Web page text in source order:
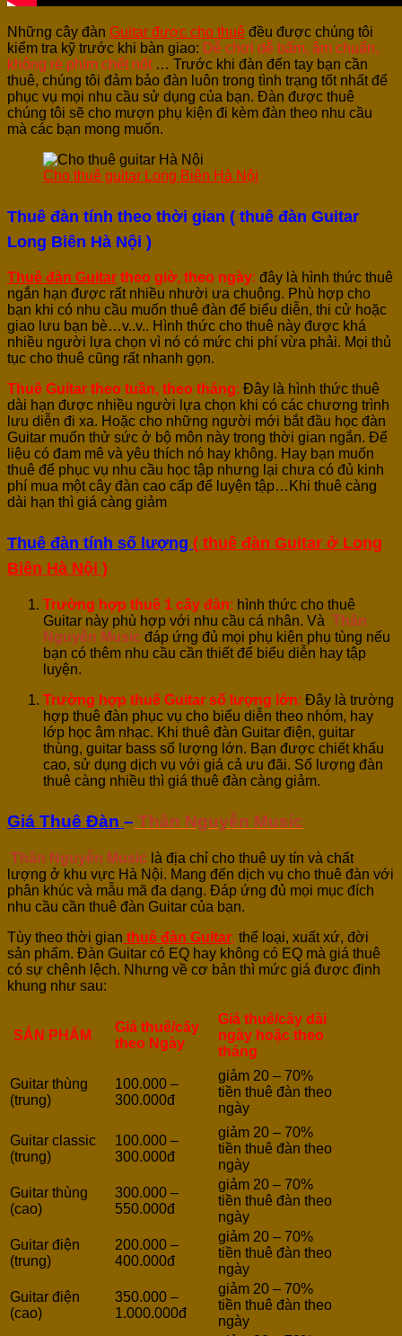
Những cây đàn Guitar được cho thuê đều được chúng tôi
kiểm tra kỹ trước khi bàn giao: Dễ chơi dễ bấm, âm chuẩn,
không rè phím chết nốt … Trước khi đàn đến tay bạn cần
thuê, chúng tôi đảm bảo đàn luôn trong tình trạng tốt nhất để
phục vụ mọi nhu cầu sử dụng của bạn. Đàn được thuê
chúng tôi sẽ cho mượn phụ kiện đi kèm đàn theo nhu cầu
mà các bạn mong muốn.
Cho thuê guitar Long Biên Hà Nội
Thuê đàn tính theo thời gian ( thuê đàn Guitar
Long Biên Hà Nội )
Thuê đàn Guitar theo giờ, theo ngày: đây là hình thức thuê
ngắn hạn được rất nhiều nhười ưa chuộng. Phù hợp cho
bạn khi có nhu cầu muốn thuê đàn để biểu diễn, thi cử hoặc
giao lưu bạn bè…v..v.. Hình thức cho thuê này được khá
nhiều người lựa chọn vì nó có mức chi phí vừa phải. Mọi thủ
tục cho thuê cũng rất nhanh gọn.
Thuê Guitar theo tuần, theo tháng: Đây là hình thức thuê
dài hạn được nhiều người lựa chọn khi có các chương trình
lưu diễn đi xa. Hoặc cho những người mới bắt đầu học đàn
Guitar muốn thử sức ở bộ môn này trong thời gian ngắn. Để
liệu có đam mê và yêu thích nó hay không. Hay bạn muốn
thuê để phục vụ nhu cầu học tập nhưng lại chưa có đủ kinh
phí mua một cây đàn cao cấp để luyện tập…Khi thuê càng
dài hạn thì giá càng giảm
Thuê đàn tính số lượng ( thuê đàn Guitar ở Long
Biên Hà Nội )
Trường hợp thuê 1 cây đàn: hình thức cho thuê
Guitar này phù hợp với nhu cầu cá nhân. Và Thân
Nguyễn Music đáp ứng đủ mọi phụ kiện phụ tùng nếu
bạn có thêm nhu cầu cần thiết để biểu diễn hay tập
luyện.
Trường hợp thuê Guitar số lượng lớn: Đây là trường
hợp thuê đàn phục vụ cho biểu diễn theo nhóm, hay
lớp học âm nhạc. Khi thuê đàn Guitar điện, guitar
thùng, guitar bass số lượng lớn. Bạn được chiết khấu
cao, sử dụng dịch vụ với giá cả ưu đãi. Số lượng đàn
thuê càng nhiều thì giá thuê đàn càng giảm.
Giá Thuê Đàn – Thân Nguyễn Music
Thân Nguyễn Music là địa chỉ cho thuê uy tín và chất
lượng ở khu vực Hà Nội. Mang đến dịch vụ cho thuê đàn với
phân khúc và mẫu mã đa dạng. Đáp ứng đủ mọi mục đích
nhu cầu cần thuê đàn Guitar của bạn.
Tùy theo thời gian thuê đàn Guitar, thể loại, xuất xứ, đời
sản phẩm. Đàn Guitar có EQ hay không có EQ mà giá thuê
có sự chênh lệch. Nhưng về cơ bản thì mức giá được định
khung như sau:
SẢN PHẨM
Giá thuê/cây
theo Ngày
Giá thuê/cây dài
ngày hoặc theo
tháng
Guitar thùng
(trung)
100.000 –
300.000đ
giảm 20 – 70%
tiền thuê đàn theo
ngày
Guitar classic
(trung)
100.000 –
300.000đ
giảm 20 – 70%
tiền thuê đàn theo
ngày
Guitar thùng
(cao)
300.000 –
550.000đ
giảm 20 – 70%
tiền thuê đàn theo
ngày
Guitar điện
(trung)
200.000 –
400.000đ
giảm 20 – 70%
tiền thuê đàn theo
ngày
Guitar điện
(cao)
350.000 –
1.000.000đ
giảm 20 – 70%
tiền thuê đàn theo
ngày